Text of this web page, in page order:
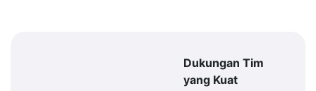
Dukungan Tim
yang Kuat